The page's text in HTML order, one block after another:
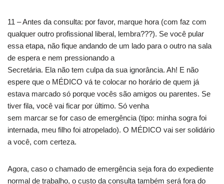
11 – Antes da consulta: por favor, marque hora (com faz com
qualquer outro profissional liberal, lembra???). Se você pular
essa etapa, não fique andando de um lado para o outro na sala
de espera e nem pressionando a
Secretária. Ela não tem culpa da sua ignorância. Ah! E não
espere que o MÉDICO vá te colocar no horário de quem já
estava marcado só porque vocês são amigos ou parentes. Se
tiver fila, você vai ficar por último. Só venha
sem marcar se for caso de emergência (tipo: minha sogra foi
internada, meu filho foi atropelado). O MÉDICO vai ser solidário
a você, com certeza.
Agora, caso o chamado de emergência seja fora do expediente
normal de trabalho, o custo da consulta também será fora do